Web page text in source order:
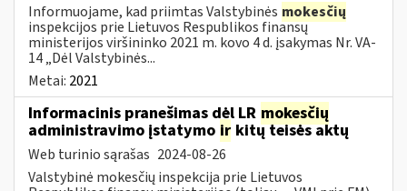
Informuojame, kad priimtas Valstybinės mokesčių
inspekcijos prie Lietuvos Respublikos finansų
ministerijos viršininko 2021 m. kovo 4 d. įsakymas Nr. VA-
14 „Dėl Valstybinės...
Metai: 2021
Informacinis pranešimas dėl LR mokesčių
administravimo įstatymo ir kitų teisės aktų
Web turinio sąrašas 2024-08-26
Valstybinė mokesčių inspekcija prie Lietuvos